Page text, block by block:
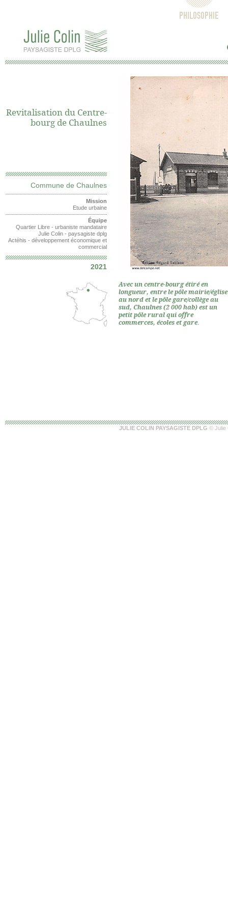
PHILOSOPHIE
Revitalisation du Centre-
bourg de Chaulnes
Commune de Chaulnes
Mission
Etude urbaine
Équipe
Quartier Libre - urbaniste mandataire
Julie Colin - paysagiste dplg
Actéhis - développement économique et
commercial
2021
Avec un centre-bourg étiré en
longueur, entre le pôle mairie/église
au nord et le pôle gare/collège au
sud, Chaulnes (2 000 hab) est un
petit pôle rural qui offre
commerces, écoles et gare.
JULIE COLIN PAYSAGISTE DPLG © Julie